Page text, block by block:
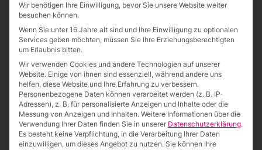
Bildung von Stromkreisen
Wir benötigen Ihre Einwilligung, bevor Sie unsere Website weiter
besuchen können.
Wenn Sie unter 16 Jahre alt sind und Ihre Einwilligung zu optionalen
Services geben möchten, müssen Sie Ihre Erziehungsberechtigten
um Erlaubnis bitten.
Wir verwenden Cookies und andere Technologien auf unserer
Website. Einige von ihnen sind essenziell, während andere uns
helfen, diese Website und Ihre Erfahrung zu verbessern.
Personenbezogene Daten können verarbeitet werden (z. B. IP-
Adressen), z. B. für personalisierte Anzeigen und Inhalte oder die
Messung von Anzeigen und Inhalten. Weitere Informationen über die
Verwendung Ihrer Daten finden Sie in unserer Datenschutzerklärung.
Es besteht keine Verpflichtung, in die Verarbeitung Ihrer Daten
einzuwilligen, um dieses Angebot zu nutzen. Sie können Ihre